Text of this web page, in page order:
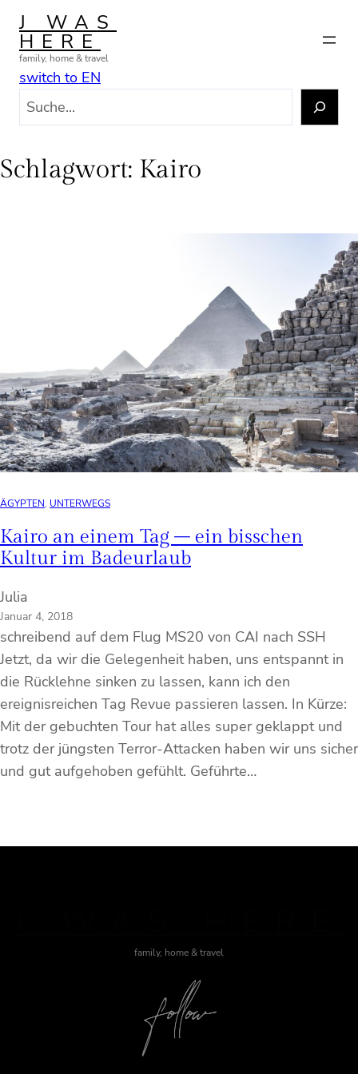
Zum
Inhalt
springen
J WAS
HERE
family, home & travel
switch to EN
h
e
Schlagwort: Kairo
ÄGYPTEN, UNTERWEGS
Kairo an einem Tag – ein bisschen
Kultur im Badeurlaub
Julia
Januar 4, 2018
schreibend auf dem Flug MS20 von CAI nach SSH
Jetzt, da wir die Gelegenheit haben, uns entspannt in
die Rücklehne sinken zu lassen, kann ich den
ereignisreichen Tag Revue passieren lassen. In Kürze:
Mit der gebuchten Tour hat alles super geklappt und
trotz der jüngsten Terror-Attacken haben wir uns sicher
und gut aufgehoben gefühlt. Geführte…
family, home & travel